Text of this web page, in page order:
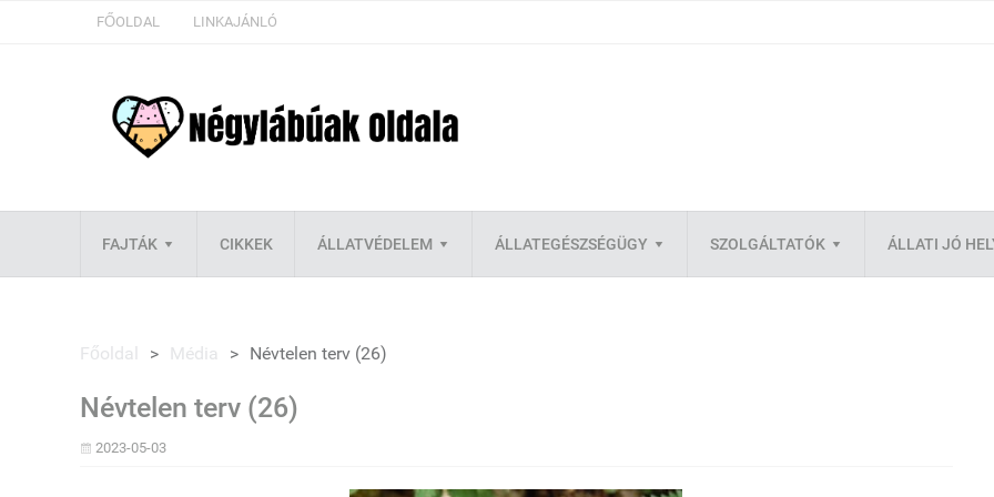
FŐOLDAL LINKAJÁNLÓ
FAJTÁK CIKKEK ÁLLATVÉDELEM ÁLLATEGÉSZSÉGÜGY SZOLGÁLTATÓK ÁLLATI JÓ
Főoldal > Média > Névtelen terv (26)
Névtelen terv (26)
2023-05-03